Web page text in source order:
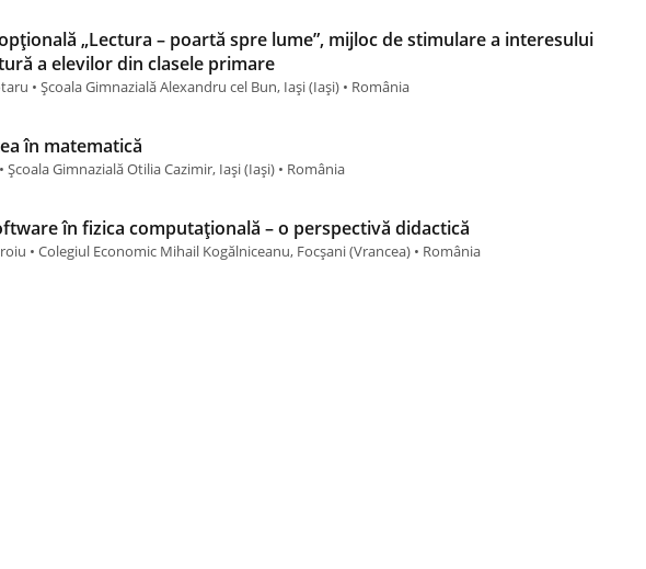
„Lectura – poartă spre lume”, mijloc de stimulare a interesului
a elevilor din clasele primare
• Școala Gimnazială Alexandru cel Bun, Iași (Iaşi) • România
în matematică
Școala Gimnazială Otilia Cazimir, Iași (Iaşi) • România
în fizica computațională – o perspectivă didactică
• Colegiul Economic Mihail Kogălniceanu, Focșani (Vrancea) • România